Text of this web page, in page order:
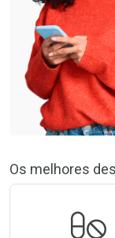
Os melhores